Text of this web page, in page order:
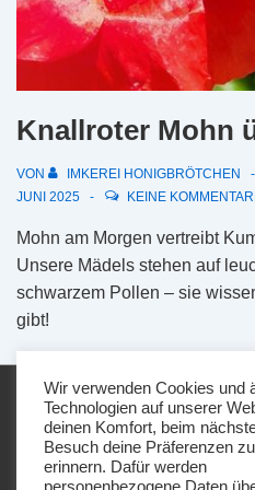
Knallroter Mohn
VON IMKEREI HONIGBRÖTCHEN
JUNI 2025
KEINE
Mohn am Morgen vertreibt
Unsere Mädels stehen auf
schwarzem Pollen – sie
gibt!
Wir verwenden Cookies und
Technologien auf unserer
deinen Komfort, beim
Besuch deine Präferenzen zu
erinnern. Dafür werden